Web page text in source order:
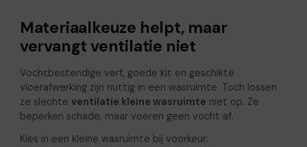
Materiaalkeuze helpt, maar
vervangt ventilatie niet
Vochtbestendige verf, goede kit en geschikte
vloerafwerking zijn nuttig in een wasruimte. Toch lossen
ze slechte ventilatie kleine wasruimte niet op. Ze
beperken schade, maar voeren geen vocht af.
Kies in een kleine wasruimte bij voorkeur: